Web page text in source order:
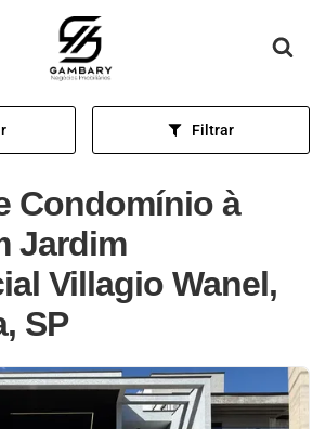
Página inicial
Filtrar
Condomínio à
Jardim
Villagio Wanel,
SP